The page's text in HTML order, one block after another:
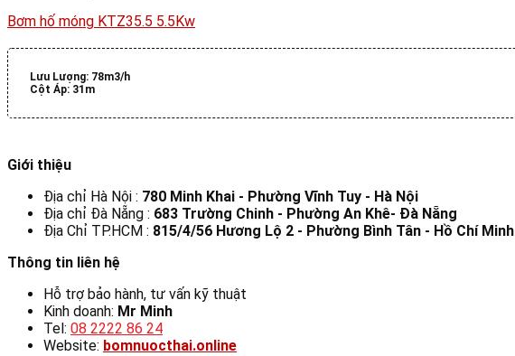
Bơm hố móng KTZ35.5 5.5Kw
Lưu Lượng: 78m3/h
Cột Áp: 31m
Giới thiệu
Địa chỉ Hà Nội : 780 Minh Khai - Phường Vĩnh Tuy - Hà Nội
Địa chỉ Đà Nẵng : 683 Trường Chinh - Phường An Khê- Đà Nẵng
Địa Chỉ TP.HCM : 815/4/56 Hương Lộ 2 - Phường Bình Tân - Hồ Chí Minh
Thông tin liên hệ
Hỗ trợ bảo hành, tư vấn kỹ thuật
Kinh doanh: Mr Minh
Tel: 08 2222 86 24
Website: bomnuocthai.online